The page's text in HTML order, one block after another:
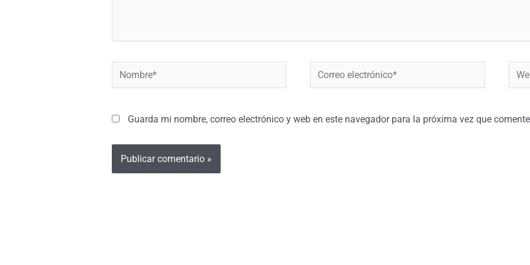
Nombre*
Correo
electrónico*
Web
Guarda mi nombre, correo electrónico y web en este navegador para la próxima vez que